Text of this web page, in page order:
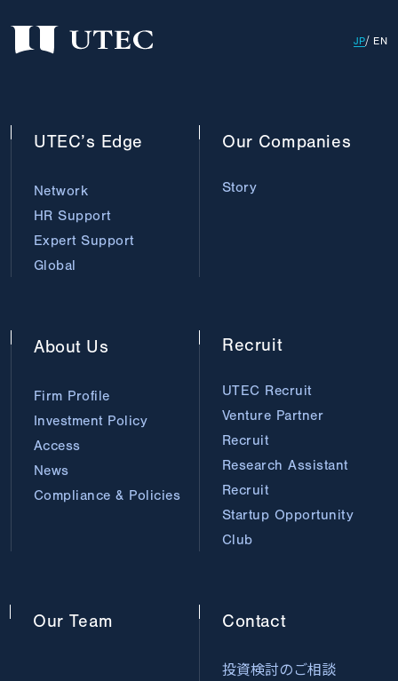
JP EN
UTEC’s Edge
Network
HR Support
Expert Support
Global
Our Companies
Story
Our Team
About Us
Firm Profile
Investment Policy
Access
News
Compliance & Policies
Recruit
UTEC Recruit
Venture Partner
Recruit
Research Assistant
Recruit
Startup Opportunity
Club
Contact
投資検討のご相談